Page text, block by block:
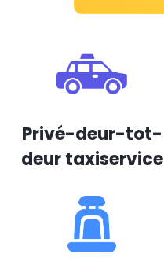
Privé-deur-tot-
deur taxiservice